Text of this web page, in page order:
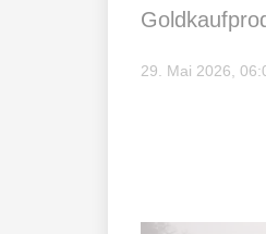
29. Mai 2026,